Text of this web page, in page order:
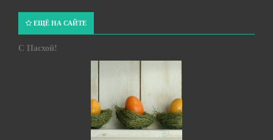
ЕЩЁ НА САЙТЕ
С Пасхой!